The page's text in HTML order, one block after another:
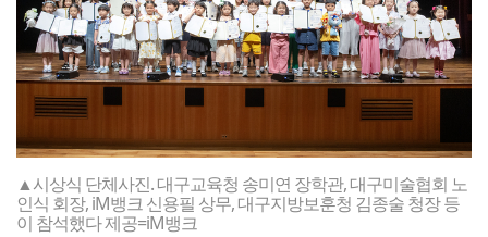
▲시상식 단체사진. 대구교육청 송미연 장학관, 대구미술협회 노
인식 회장, iM뱅크 신용필 상무, 대구지방보훈청 김종술 청장 등
이 참석했다 제공=iM뱅크